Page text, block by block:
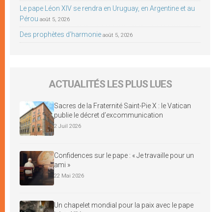
Le pape Léon XIV se rendra en Uruguay, en Argentine et au
Pérou août 5, 2026
Des prophètes d’harmonie août 5, 2026
ACTUALITÉS LES PLUS LUES
Sacres de la Fraternité Saint-Pie X : le Vatican
publie le décret d’excommunication
2 Juil 2026
Confidences sur le pape : « Je travaille pour un
ami »
22 Mai 2026
Un chapelet mondial pour la paix avec le pape